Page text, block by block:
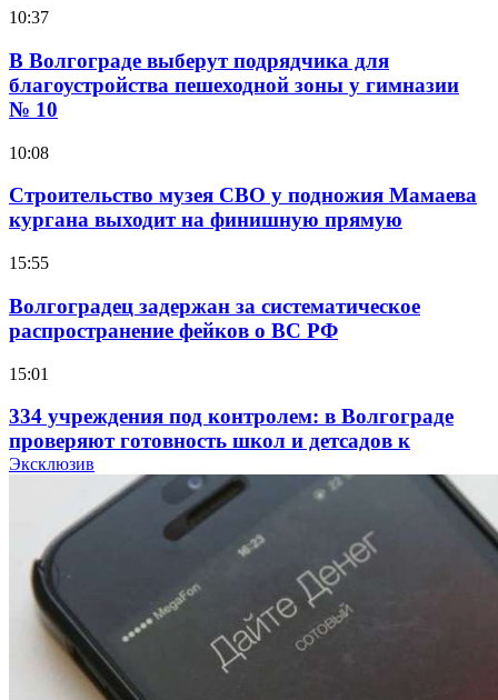
10:37
В Волгограде выберут подрядчика для
благоустройства пешеходной зоны у гимназии
№ 10
10:08
Строительство музея СВО у подножия Мамаева
кургана выходит на финишную прямую
15:55
Волгоградец задержан за систематическое
распространение фейков о ВС РФ
15:01
334 учреждения под контролем: в Волгограде
проверяют готовность школ и детсадов к
учебному году
Покушение на убийство в Волгограде: девушка
напала на незнакомую женщину с ножом
12:39
Сладкий праздник в Волгограде: в Центральном
парке прошёл фестиваль „Арбузный переполох“
Эксклюзив